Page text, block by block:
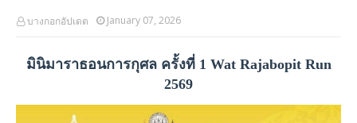
บางกอกอัปเดต January 07, 2026
มินิมาราธอนการกุศล ครั้งที่ 1 Wat Rajabopit Run
2569